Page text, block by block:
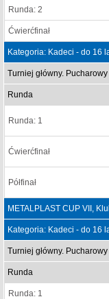
Runda: 2
Ćwierćfinał
Kategoria: Kadeci - do 16
Turniej główny. Pucharowy
Runda
Runda: 1
Ćwierćfinał
Półfinał
METALPLAST CUP VII,
Kategoria: Kadeci - do 16
Turniej główny. Pucharowy
Runda
Runda: 1